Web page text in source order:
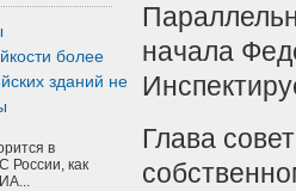
более
зданий не
в
России, как
начала
Глава